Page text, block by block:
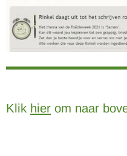
Klik hier om naar